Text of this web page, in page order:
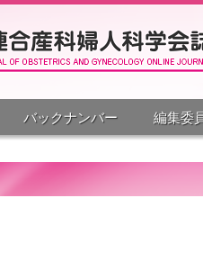
バックナンバー 編集委